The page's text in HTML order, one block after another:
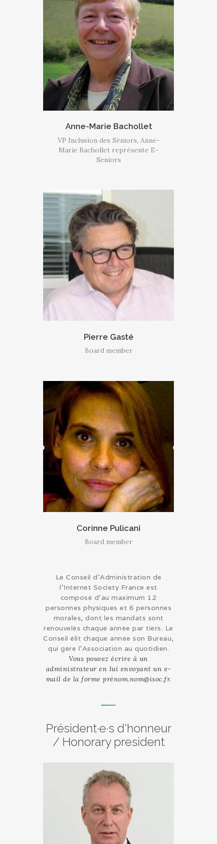
Anne-Marie Bachollet
VP Inclusion des Séniors, Anne-
Marie Bachollet représente E-
Seniors
Pierre Gasté
Board member
Corinne Pulicani
Board member
Le Conseil d’Administration de
l’Internet Society France est
composé d’au maximum 12
personnes physiques et 6 personnes
morales, dont les mandats sont
renouvelés chaque année par tiers. Le
Conseil élit chaque année son Bureau,
qui gère l’Association au quotidien.
Vous pouvez écrire à un
administrateur en lui envoyant un e-
mail de la forme prénom.nom@isoc.fr.
Président·e·s d'honneur
/ Honorary president